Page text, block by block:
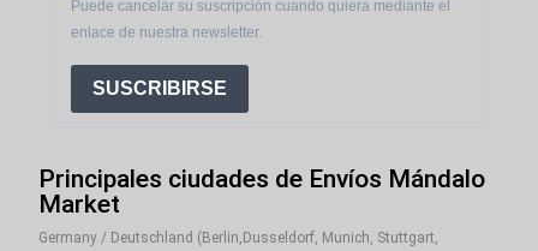
Puede cancelar su suscripción cuando quiera mediante el
enlace de nuestra newsletter.
SUSCRIBIRSE
Principales ciudades de Envíos Mándalo
Market
Germany / Deutschland (Berlin,Dusseldorf, Munich, Stuttgart,